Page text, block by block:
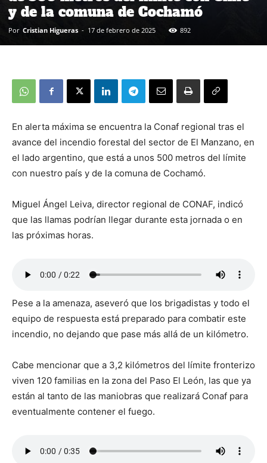
y de la comuna de Cochamó
Por Cristian Higueras - 17 de febrero de 2025 892
En alerta máxima se encuentra la Conaf regional tras el
avance del incendio forestal del sector de El Manzano, en
el lado argentino, que está a unos 500 metros del límite
con nuestro país y de la comuna de Cochamó.
Miguel Ángel Leiva, director regional de CONAF, indicó
que las llamas podrían llegar durante esta jornada o en
las próximas horas.
Pese a la amenaza, aseveró que los brigadistas y todo el
equipo de respuesta está preparado para combatir este
incendio, no dejando que pase más allá de un kilómetro.
Cabe mencionar que a 3,2 kilómetros del límite fronterizo
viven 120 familias en la zona del Paso El León, las que ya
están al tanto de las maniobras que realizará Conaf para
eventualmente contener el fuego.